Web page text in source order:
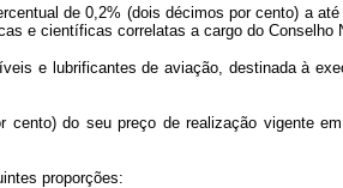
de 0,2% (dois décimos por cento) a
e científicas correlatas a cargo do Conselho
e lubrificantes de aviação, destinada à
do seu preço de realização vigente
proporções: